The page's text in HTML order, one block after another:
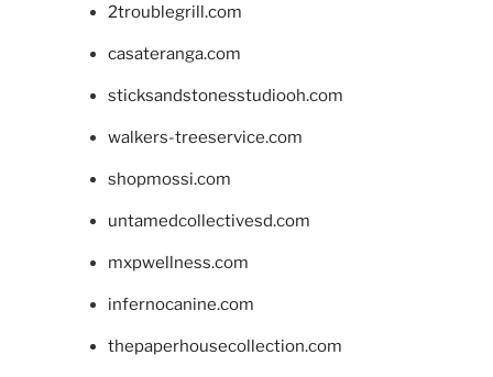
2troublegrill.com
casateranga.com
sticksandstonesstudiooh.com
walkers-treeservice.com
shopmossi.com
untamedcollectivesd.com
mxpwellness.com
infernocanine.com
thepaperhousecollection.com